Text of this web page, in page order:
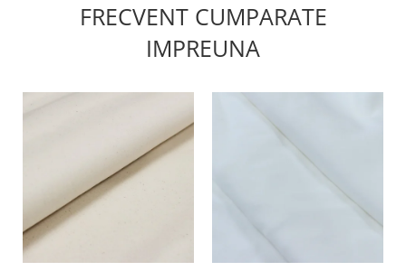
FRECVENT CUMPARATE
IMPREUNA